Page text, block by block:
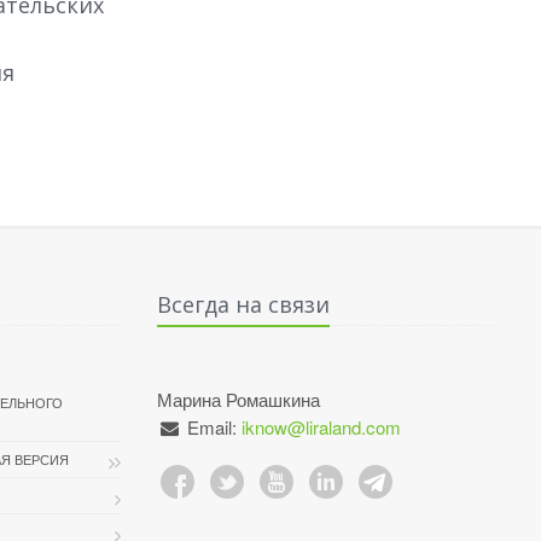
ВЕРСИЯ
Всегда на связи
Марина Ромашкина
Email: iknow@liraland.com